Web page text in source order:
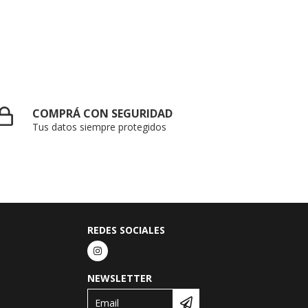
COMPRÁ CON SEGURIDAD
Tus datos siempre protegidos
REDES SOCIALES
NEWSLETTER